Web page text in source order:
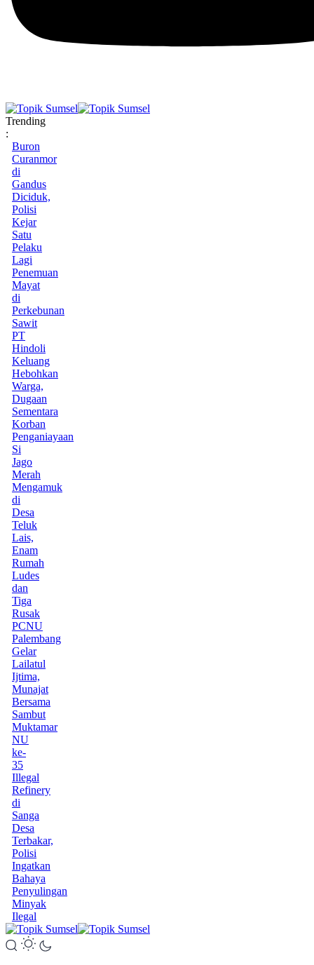
Trending
:
Buron
Curanmor
di
Gandus
Diciduk,
Polisi
Kejar
Satu
Pelaku
Lagi
Penemuan
Mayat
di
Perkebunan
Sawit
PT
Hindoli
Keluang
Hebohkan
Warga,
Dugaan
Sementara
Korban
Penganiayaan
Si
Jago
Merah
Mengamuk
di
Desa
Teluk
Lais,
Enam
Rumah
Ludes
dan
Tiga
Rusak
PCNU
Palembang
Gelar
Lailatul
Ijtima,
Munajat
Bersama
Sambut
Muktamar
NU
ke-
35
Illegal
Refinery
di
Sanga
Desa
Terbakar,
Polisi
Ingatkan
Bahaya
Penyulingan
Minyak
Ilegal